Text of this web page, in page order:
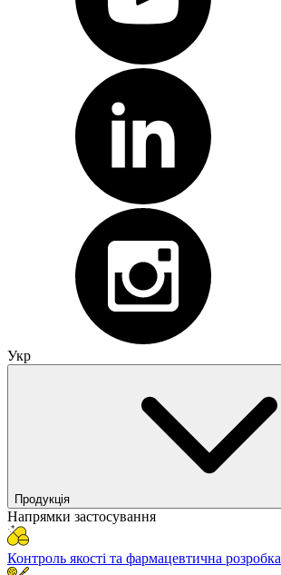
Укр
Продукція
Напрямки застосування
Контроль якості та фармацевтична розробка